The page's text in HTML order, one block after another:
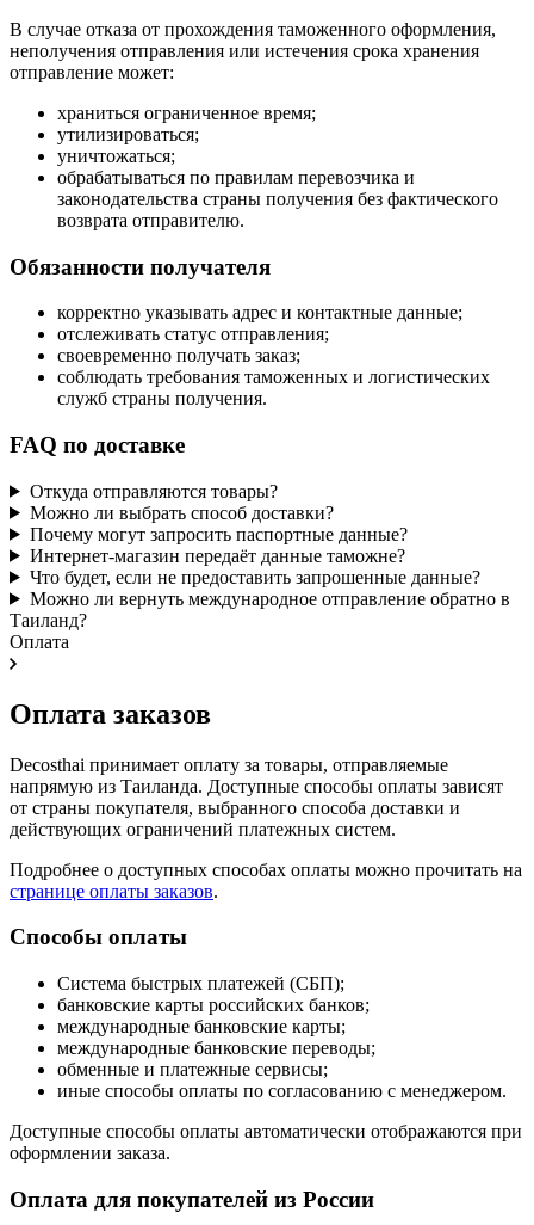
В случае отказа от прохождения таможенного оформления,
неполучения отправления или истечения срока хранения
отправление может:
храниться ограниченное время;
утилизироваться;
уничтожаться;
обрабатываться по правилам перевозчика и
законодательства страны получения без фактического
возврата отправителю.
Обязанности получателя
корректно указывать адрес и контактные данные;
отслеживать статус отправления;
своевременно получать заказ;
соблюдать требования таможенных и логистических
служб страны получения.
FAQ по доставке
Откуда отправляются товары?
Можно ли выбрать способ доставки?
Почему могут запросить паспортные данные?
Интернет-магазин передаёт данные таможне?
Что будет, если не предоставить запрошенные данные?
Можно ли вернуть международное отправление обратно в
Таиланд?
Оплата
Оплата заказов
Decosthai принимает оплату за товары, отправляемые
напрямую из Таиланда. Доступные способы оплаты зависят
от страны покупателя, выбранного способа доставки и
действующих ограничений платежных систем.
Подробнее о доступных способах оплаты можно прочитать на
странице оплаты заказов.
Способы оплаты
Система быстрых платежей (СБП);
банковские карты российских банков;
международные банковские карты;
международные банковские переводы;
обменные и платежные сервисы;
иные способы оплаты по согласованию с менеджером.
Доступные способы оплаты автоматически отображаются при
оформлении заказа.
Оплата для покупателей из России